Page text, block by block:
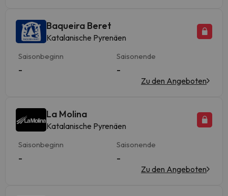
Baqueira Beret
Katalanische Pyrenäen
Saisonbeginn
-
Saisonende
-
Zu den Angeboten
La Molina
Katalanische Pyrenäen
Saisonbeginn
-
Saisonende
-
Zu den Angeboten